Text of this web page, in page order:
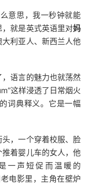
意思，我一秒钟就能
就是英式英语里对妈
利亚人、新西兰人他
语言的魅力也就荡然
这样浸透了日常烟火
词典释义。它是一幅
，一个穿着校服、脸
着婴儿车的女人，他
一声短促而温暖的
电影里，主角在壁炉